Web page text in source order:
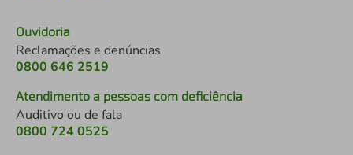
Ouvidoria
Reclamações e denúncias
0800 646 2519
Atendimento a pessoas com deficiência
Auditivo ou de fala
0800 724 0525